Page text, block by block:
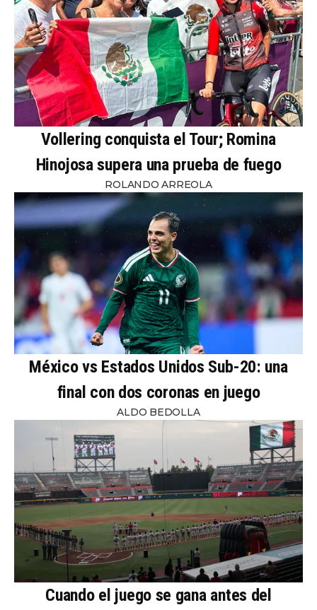
Vollering conquista el Tour; Romina
Hinojosa supera una prueba de fuego
ROLANDO ARREOLA
México vs Estados Unidos Sub-20: una
final con dos coronas en juego
ALDO BEDOLLA
Cuando el juego se gana antes del